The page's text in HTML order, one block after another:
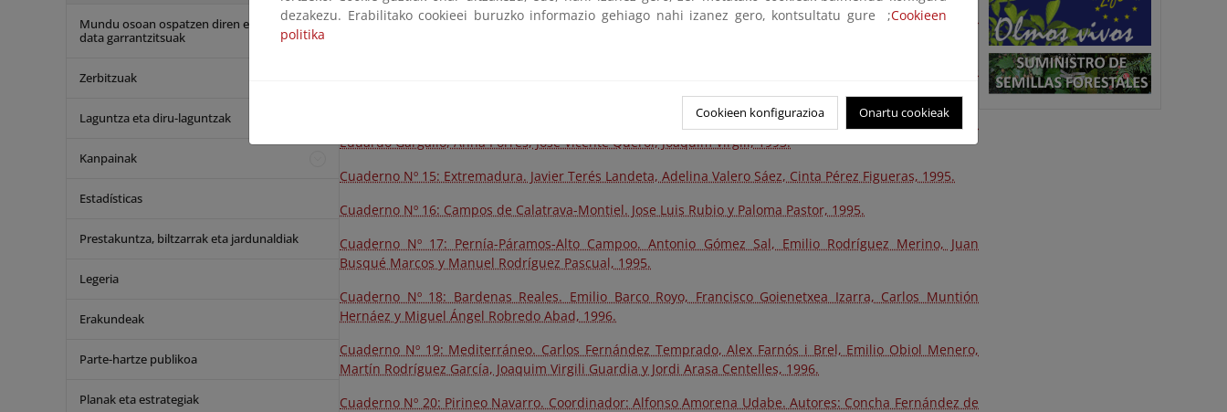
Mundu osoan ospatzen diren egunak eta
data garrantzitsuak
Zerbitzuak
Laguntza eta diru-laguntzak
Kanpainak
Estadísticas
Prestakuntza, biltzarrak eta jardunaldiak
Legeria
Erakundeak
Parte-hartze publikoa
Planak eta estrategiak
Cuaderno Nº 12: Sierra Nevada. José Luis Rubio de Lucas, María José Albert Gamboa, María del Carmen
Cuaderno Nº 14: Gúdar-Maestrazgo. Coordinador: Àlex Farnós. Autores: Jordi Arasa, José Luis Argudo,
Eduardo Gargallo, Anna Porres, José Vicente Querol, Joaquim Virgili, 1993.
Cuaderno Nº 15: Extremadura. Javier Terés Landeta, Adelina Valero Sáez, Cinta Pérez Figueras, 1995.
Cuaderno Nº 16: Campos de Calatrava-Montiel. Jose Luis Rubio y Paloma Pastor, 1995.
Cuaderno Nº 17: Pernía-Páramos-Alto Campoo. Antonio Gómez Sal, Emilio Rodríguez Merino, Juan
Busqué Marcos y Manuel Rodríguez Pascual, 1995.
Cuaderno Nº 18: Bardenas Reales. Emilio Barco Royo, Francisco Goienetxea Izarra, Carlos Muntión
Hernáez y Miguel Ángel Robredo Abad, 1996.
Cuaderno Nº 19: Mediterráneo. Carlos Fernández Temprado, Alex Farnós i Brel, Emilio Obiol Menero,
Martín Rodríguez García, Joaquim Virgili Guardia y Jordi Arasa Centelles, 1996.
Cuaderno Nº 20: Pirineo Navarro. Coordinador: Alfonso Amorena Udabe. Autores: Concha Fernández de
dezakezu. Erabilitako cookieei buruzko informazio gehiago nahi izanez gero, kontsultatu gure ;Cookieen
politika
Cookieen konfigurazioa Onartu cookieak